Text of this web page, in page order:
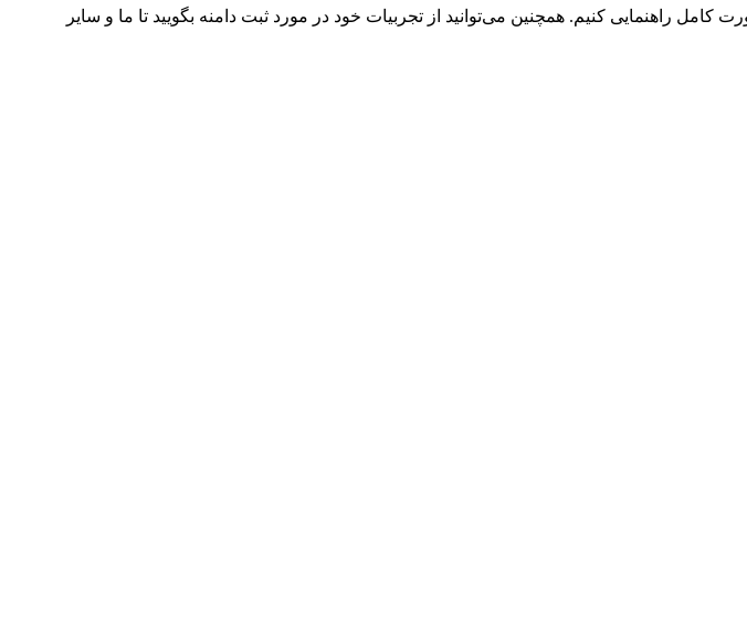
راهنمایی کنیم. همچنین می‌توانید از تجربیات خود در مورد ثبت دامنه بگویید تا ما و سایر